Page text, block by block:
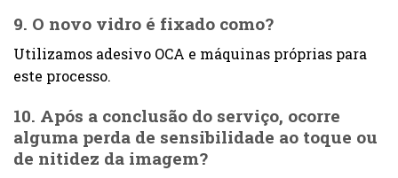
9. O novo vidro é fixado como?
Utilizamos adesivo OCA e máquinas próprias para
este processo.
10. Após a conclusão do serviço, ocorre
alguma perda de sensibilidade ao toque ou
de nitidez da imagem?